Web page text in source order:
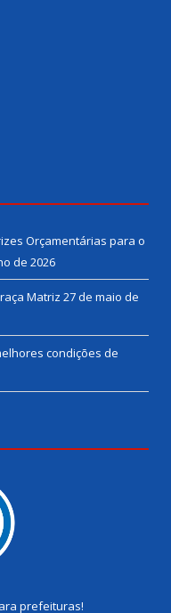
Orçamentárias para o
de 2026
Matriz 27 de maio de
condições de
prefeituras!